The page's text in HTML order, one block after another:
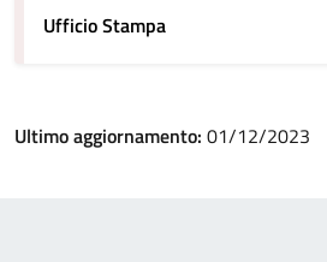
Ufficio Stampa
Ultimo aggiornamento: 01/12/2023